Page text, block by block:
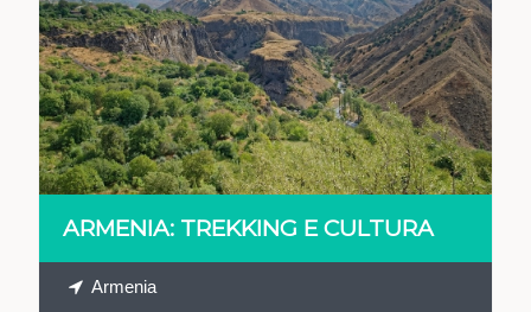
VEDI
ARMENIA: TREKKING E CULTURA
Armenia